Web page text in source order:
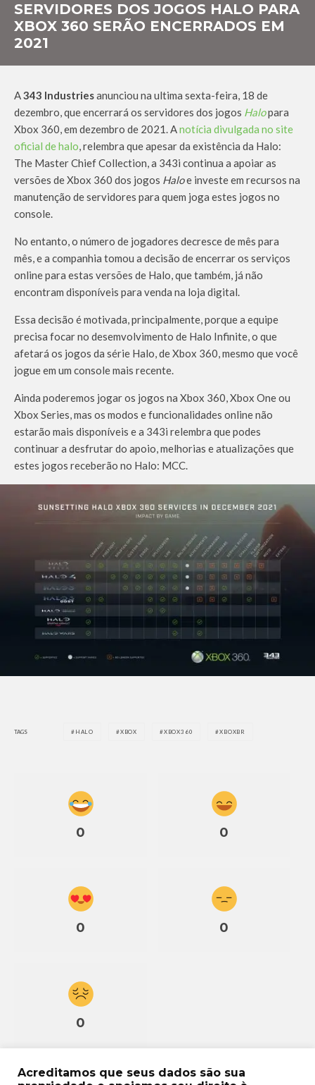
SERVIDORES DOS JOGOS HALO PARA
XBOX 360 SERÃO ENCERRADOS EM
2021
A343 Industriesanunciou na ultima sexta-feira, 18 de
dezembro, que encerrará os servidores dos jogos Halopara
Xbox 360, em dezembro de 2021. Anotícia divulgada no site
oficial de halo, relembra que apesar da existência da Halo:
The Master Chief Collection, a 343i continua a apoiar as
versões de Xbox 360 dos jogos Haloe investe em recursos na
manutenção de servidores para quem joga estes jogos no
console.
No entanto, o número de jogadores decresce de mês para
mês, e a companhia tomou a decisão de encerrar os serviços
online para estas versões de Halo, que também, já não
encontram disponíveis para venda na loja digital.
Essa decisão é motivada, principalmente, porque a equipe
precisa focar no desemvolvimento de Halo Infinite, o que
afetará os jogos da série Halo, de Xbox 360, mesmo que você
jogue em um console mais recente.
Ainda poderemos jogar os jogos na Xbox 360, Xbox One ou
Xbox Series, mas os modos e funcionalidades online não
estarão mais disponíveis e a 343i relembra que podes
continuar a desfrutar do apoio, melhorias e atualizações que
estes jogos receberão no Halo: MCC.
TAGS HALO XBOX XBOX360 XBOXBR
0 0
0 0
0
Acreditamos que seus dados são sua